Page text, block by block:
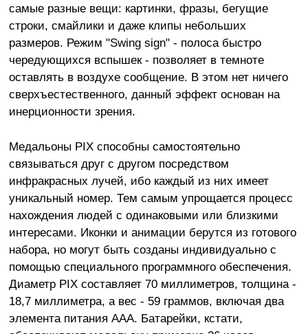
самые разные вещи: картинки, фразы, бегущие
строки, смайлики и даже клипы небольших
размеров. Режим "Swing sign" - полоса быстро
чередующихся вспышек - позволяет в темноте
оставлять в воздухе сообщение. В этом нет ничего
сверхъестественного, данный эффект основан на
инерционности зрения.
Медальоны PIX способны самостоятельно
связываться друг с другом посредством
инфракрасных лучей, ибо каждый из них имеет
уникальный номер. Тем самым упрощается процесс
нахождения людей с одинаковыми или близкими
интересами. Иконки и анимации берутся из готового
набора, но могут быть созданы индивидуально с
помощью специального программного обеспечения.
Диаметр PIX составляет 70 миллиметров, толщина -
18,7 миллиметра, а вес - 59 граммов, включая два
элемента питания AAA. Батарейки, кстати,